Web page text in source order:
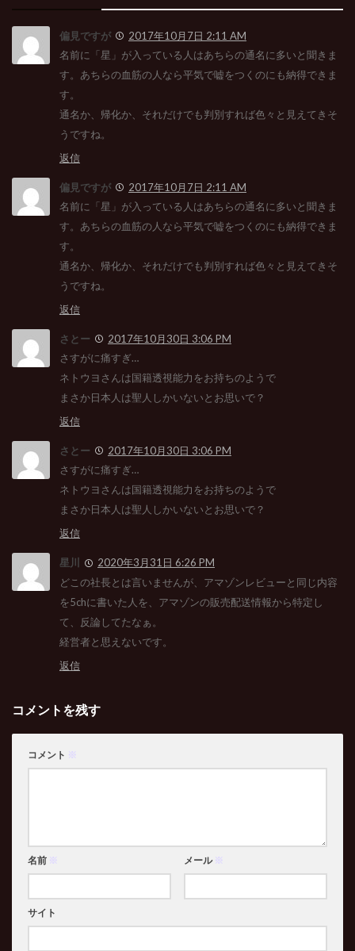
偏見ですが
2017年10月7日 2:11 AM
名前に「星」が入っている人はあちらの通名に多いと聞きま
す。あちらの血筋の人なら平気で嘘をつくのにも納得できま
す。
通名か、帰化か、それだけでも判別すれば色々と見えてきそ
うですね。
返信
偏見ですが
2017年10月7日 2:11 AM
名前に「星」が入っている人はあちらの通名に多いと聞きま
す。あちらの血筋の人なら平気で嘘をつくのにも納得できま
す。
通名か、帰化か、それだけでも判別すれば色々と見えてきそ
うですね。
返信
さとー
2017年10月30日 3:06 PM
さすがに痛すぎ…
ネトウヨさんは国籍透視能力をお持ちのようで
まさか日本人は聖人しかいないとお思いで？
返信
さとー
2017年10月30日 3:06 PM
さすがに痛すぎ…
ネトウヨさんは国籍透視能力をお持ちのようで
まさか日本人は聖人しかいないとお思いで？
返信
星川
2020年3月31日 6:26 PM
どこの社長とは言いませんが、アマゾンレビューと同じ内容
を5chに書いた人を、アマゾンの販売配送情報から特定し
て、反論してたなぁ。
経営者と思えないです。
返信
コメントを残す
コメント ※
名前 ※ メール ※
サイト